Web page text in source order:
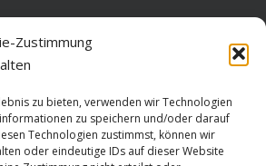
Zustimmung
zu bieten, verwenden wir Technologien
zu speichern und/oder darauf
Technologien zustimmst, können wir
oder eindeutige IDs auf dieser Website